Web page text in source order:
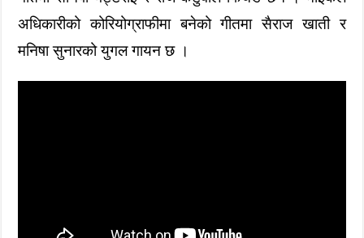
अधिकारीको कोरियोग्राफीमा बनेको गीतमा सैराज खाती र
मनिषा सुनारको युगल गायन छ ।